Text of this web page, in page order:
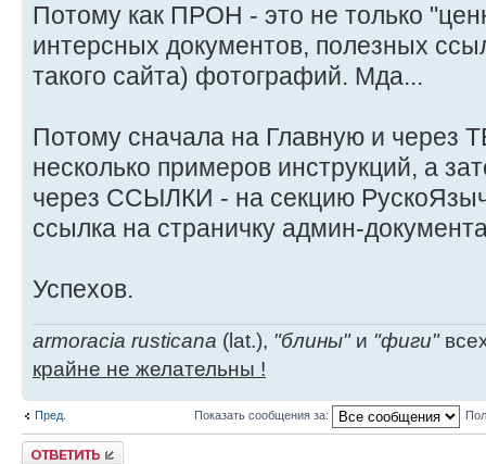
Потому как ПРОН - это не только
интерсных документов, полезных
такого сайта) фотографий. Мда...
Потому сначала на Главную и через
несколько примеров инструкций, а
через ССЫЛКИ - на секцию
ссылка на страничку админ-
Успехов.
armoracia rusticana (lat.), "блины"и "фиги"
крайне не желательны !
Пред. Показать сообщения за:
Ответить